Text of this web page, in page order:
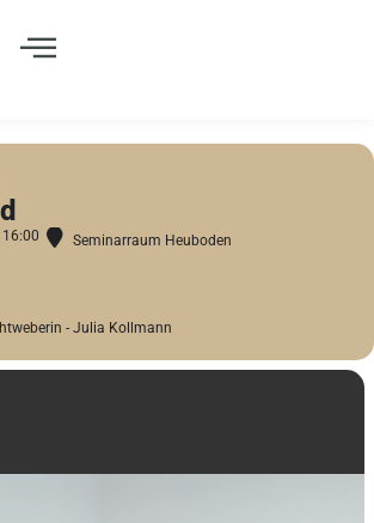
Seminarraum Heuboden
- Julia Kollmann